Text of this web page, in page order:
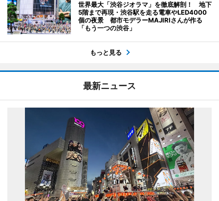
世界最大「渋谷ジオラマ」を徹底解剖！ 地下
5階まで再現・渋谷駅を走る電車やLED4000
個の夜景 都市モデラーMAJIRIさんが作る
「もう一つの渋谷」
もっと見る
最新ニュース